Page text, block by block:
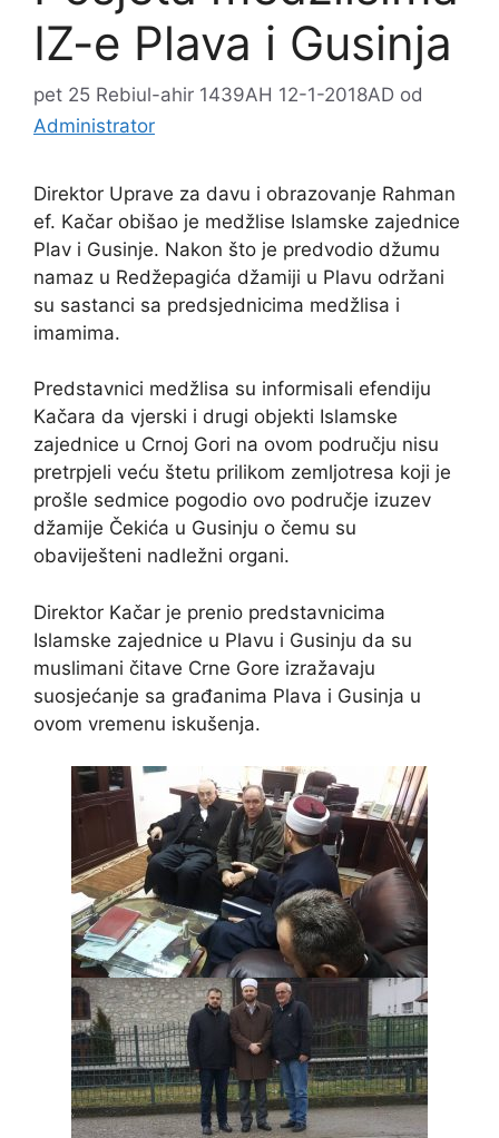
IZ-e Plava i Gusinja
pet 25 Rebiul-ahir 1439AH 12-1-2018AD od
Administrator
Direktor Uprave za davu i obrazovanje Rahman
ef. Kačar obišao je medžlise Islamske zajednice
Plav i Gusinje. Nakon što je predvodio džumu
namaz u Redžepagića džamiji u Plavu održani
su sastanci sa predsjednicima medžlisa i
imamima.
Predstavnici medžlisa su informisali efendiju
Kačara da vjerski i drugi objekti Islamske
zajednice u Crnoj Gori na ovom području nisu
pretrpjeli veću štetu prilikom zemljotresa koji je
prošle sedmice pogodio ovo područje izuzev
džamije Čekića u Gusinju o čemu su
obaviješteni nadležni organi.
Direktor Kačar je prenio predstavnicima
Islamske zajednice u Plavu i Gusinju da su
muslimani čitave Crne Gore izražavaju
suosjećanje sa građanima Plava i Gusinja u
ovom vremenu iskušenja.